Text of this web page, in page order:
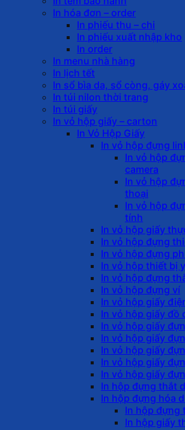
In hóa đơn – order
In phiếu thu – chi
In phiếu xuất nhập kho
In order
In menu nhà hàng
In lịch tết
In sổ bìa da, sổ còng, gáy
In túi nilon thời trang
In túi giấy
In vỏ hộp giấy – carton
In Vỏ Hộp Giấy
In vỏ hộp đựng
In vỏ hộp
camera
In vỏ hộp
thoại
In vỏ hộp
tính
In vỏ hộp giấy
In vỏ hộp đựng
In vỏ hộp đựng
In vỏ hộp thiết bị
In vỏ hộp đựng
In vỏ hộp đựng ví
In vỏ hộp giấy
In vỏ hộp giấy đồ
In vỏ hộp giấy
In vỏ hộp giấy
In vỏ hộp giấy
In vỏ hộp giấy
In vỏ hộp giấy
In hộp đựng thắt
In hộp đựng hóa
In hộp đựng
In hộp giấy